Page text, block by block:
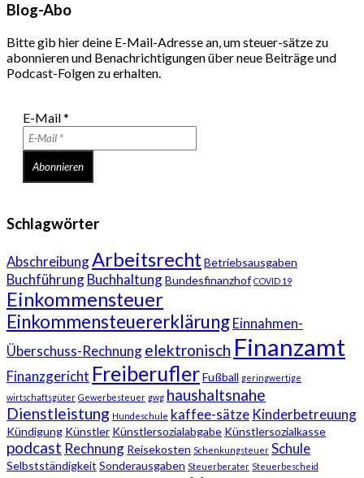
Blog-Abo
Bitte gib hier deine E-Mail-Adresse an, um steuer-sätze zu
abonnieren und Benachrichtigungen über neue Beiträge und
Podcast-Folgen zu erhalten.
E-Mail*
Schlagwörter
AbschreibungArbeitsrecht Betriebsausgaben
BuchführungBuchhaltungBundesfinanzhof COVID 19
Einkommensteuer
EinkommensteuererklärungEinnahmen-
Überschuss-Rechnungelektronisch Finanzamt
Finanzgericht FreiberuflerFußball geringwertige
wirtschaftsgüter Gewerbesteuer gwg haushaltsnahe
Dienstleistung Hundeschule kaffee-sätze Kinderbetreuung
Kündigung Künstler Künstlersozialabgabe Künstlersozialkasse
podcast Rechnung Reisekosten Schenkungsteuer Schule
Selbstständigkeit Sonderausgaben Steuerberater Steuerbescheid